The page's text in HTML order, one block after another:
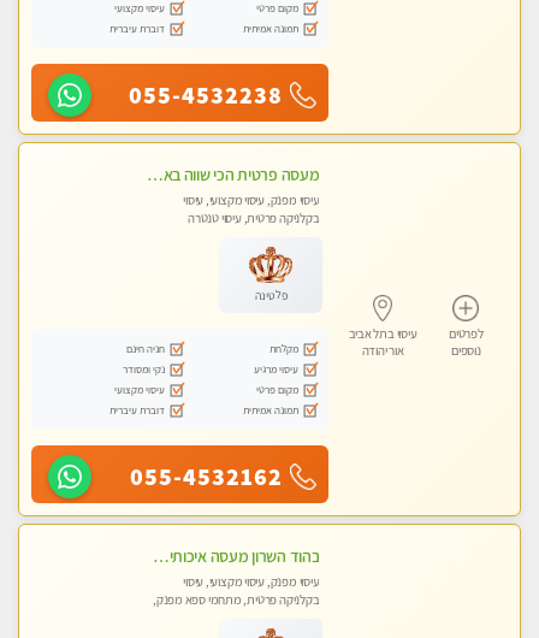
מקום פרטי
עיסוי מקצועי
תמונה אמיתית
דוברת עיברית
055-4532238
לפרטים
נוספים
עיסוי בתל אביב
אור יהודה
מעסה פרטית הכי שווה באזור המרכז!!!
עיסוי מפנק, עיסוי מקצועי, עיסוי
בקלניקה פרטית, עיסוי טנטרה
פלטינה
מקלחת
חניה חינם
עיסוי מרגיע
נקי ומסודר
מקום פרטי
עיסוי מקצועי
תמונה אמיתית
דוברת עיברית
055-4532162
בהוד השרון מעסה איכותית מקצועית ומפנקת חדשה מעסה צעירה ואלופה לעיסוי מפנק מומלץ מאוד ....פרטי!!
עיסוי מפנק, עיסוי מקצועי, עיסוי
בקלניקה פרטית, מתחמי ספא מפנק,